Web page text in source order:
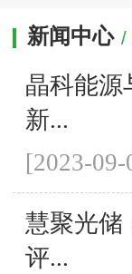
新闻中心 /
晶科能源
新...
[2023-09-
慧聚光储
评...